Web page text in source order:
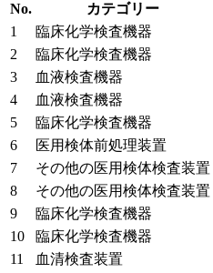
No. カテゴリー
1
臨床化学検査機器
2
臨床化学検査機器
3
血液検査機器
4
血液検査機器
5
臨床化学検査機器
6
医用検体前処理装置
7
その他の医用検体検査装置
8
その他の医用検体検査装置
9
臨床化学検査機器
10
臨床化学検査機器
11
血清検査装置